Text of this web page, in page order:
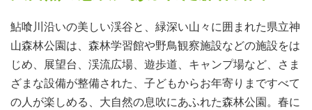
鮎喰川沿いの美しい渓谷と、緑深い山々に囲まれた県立神
山森林公園は、森林学習館や野鳥観察施設などの施設をは
じめ、展望台、渓流広場、遊歩道、キャンプ場など、さま
ざまな設備が整備された、子どもからお年寄りまですべて
の人が楽しめる、大自然の息吹にあふれた森林公園。春に